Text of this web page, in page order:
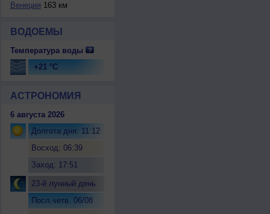
Венеция 163 км
ВОДОЕМЫ
Температура воды
+21 °C
АСТРОНОМИЯ
6 августа 2026
Долгота дня: 11:12
Восход: 06:39
Заход: 17:51
23-й лунный день
Посл.четв. 06/08